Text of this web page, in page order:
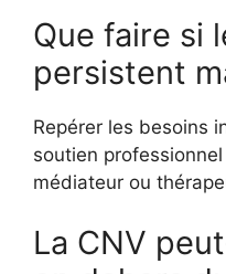
Que faire si
persistent
Repérer les besoins
soutien
médiateur ou
La CNV